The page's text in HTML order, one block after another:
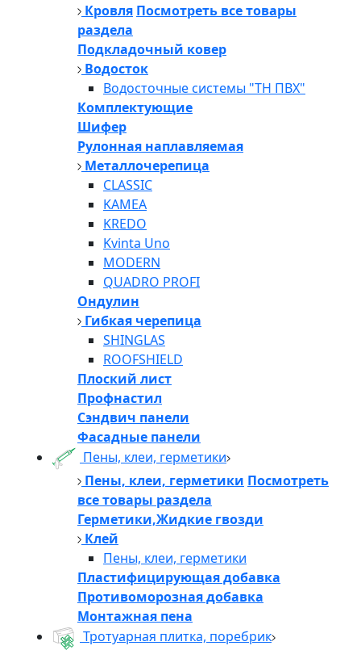
Кровля Посмотреть все товары
раздела
Подкладочный ковер
Водосток
Водосточные системы "ТН ПВХ"
Комплектующие
Шифер
Рулонная наплавляемая
Металлочерепица
CLASSIC
KAMEA
KREDO
Kvinta Uno
MODERN
QUADRO PROFI
Ондулин
Гибкая черепица
SHINGLAS
ROOFSHIELD
Плоский лист
Профнастил
Сэндвич панели
Фасадные панели
Пены, клеи, герметики
Пены, клеи, герметики Посмотреть
все товары раздела
Герметики,Жидкие гвозди
Клей
Пены, клеи, герметики
Пластифицирующая добавка
Противоморозная добавка
Монтажная пена
Тротуарная плитка, поребрик